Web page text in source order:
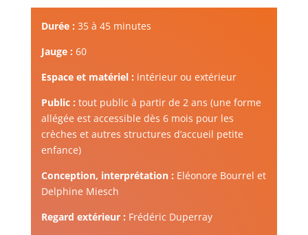
Durée : 35 à 45 minutes
Jauge : 60
Espace et matériel : intérieur ou extérieur
Public : tout public à partir de 2 ans (une forme
allégée est accessible dès 6 mois pour les
crèches et autres structures d’accueil petite
enfance)
Conception, interprétation : Eléonore Bourrel et
Delphine Miesch
Regard extérieur : Frédéric Duperray